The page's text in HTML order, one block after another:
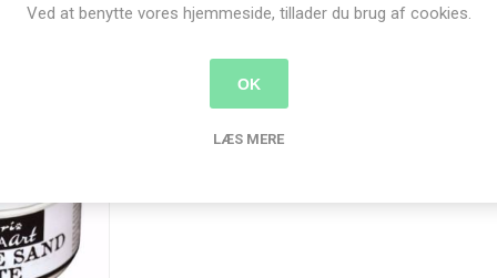
Ved at benytte vores hjemmeside, tillader du brug af cookies.
OK
LÆS MERE